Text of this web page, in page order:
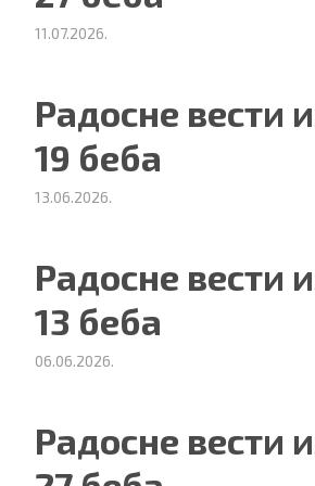
11.07.2026.
Радосне вести
19 беба
13.06.2026.
Радосне вести
13 беба
06.06.2026.
Радосне вести